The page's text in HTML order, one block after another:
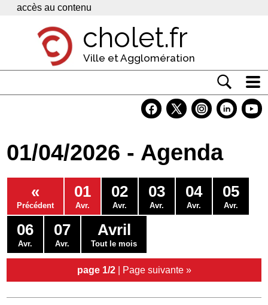
Panneau de gestion des cookies
accès au contenu
cholet.fr
Ville et Agglomération
Economie
Services
Contacts
01/04/2026 - Agenda
«
Précédent
01
Avr.
02
Avr.
03
Avr.
04
Avr.
05
Avr.
06
Avr.
07
Avr.
Avril
Tout le mois
page 1/2| Page suivante »